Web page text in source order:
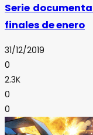
Serie
finales de enero
31/12/2019
0
2.3K
0
0